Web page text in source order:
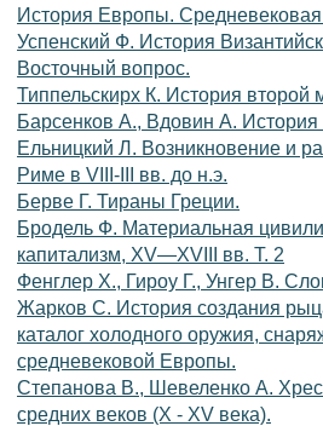
История Европы.
Успенский Ф. История
Восточный вопрос.
Типпельскирх К. История второй
Барсенков А., Вдовин А. История
Ельницкий Л. Возникновение и
Риме в VIII-III вв. до н.э.
Берве Г. Тираны Греции.
Бродель Ф. Материальная
капитализм, XV—XVIII вв. Т. 2
Фенглер X., Гироу Г., Унгер В.
Жарков С. История создания
каталог холодного оружия,
средневековой Европы.
Степанова В., Шевеленко А.
средних веков (X - XV века).